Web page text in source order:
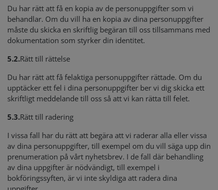
Du har rätt att få en kopia av de personuppgifter som vi
behandlar. Om du vill ha en kopia av dina personuppgifter
måste du skicka en skriftlig begäran till oss tillsammans med
dokumentation som styrker din identitet.
5.2.Rätt till rättelse
Du har rätt att få felaktiga personuppgifter rättade. Om du
upptäcker ett fel i dina personuppgifter ber vi dig skicka ett
skriftligt meddelande till oss så att vi kan rätta till felet.
5.3.Rätt till radering
I vissa fall har du rätt att begära att vi raderar alla eller vissa
av dina personuppgifter, till exempel om du vill säga upp din
prenumeration på vårt nyhetsbrev. I de fall där behandling
av dina uppgifter är nödvändigt, till exempel i
bokföringssyften, är vi inte skyldiga att radera dina